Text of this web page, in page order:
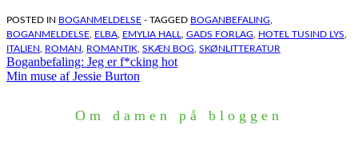
POSTED IN BOGANMELDELSE - TAGGED BOGANBEFALING
BOGANMELDELSE
ELBA EMYLIA HALL GADS FORLAG HOTEL TUSIND LYS
ITALIEN
ROMAN ROMANTIK SKÆN BOG SKØNLITTERATUR
Indlægsnavigation
Boganbefaling: Jeg er f*cking hot
Min muse af Jessie Burton
Om damen på bloggen